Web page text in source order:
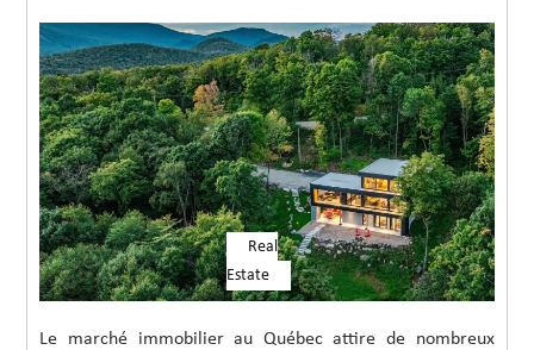
REAL
ESTATE
CONTACT
Real
Estate
Le marché immobilier au Québec attire de nombreux